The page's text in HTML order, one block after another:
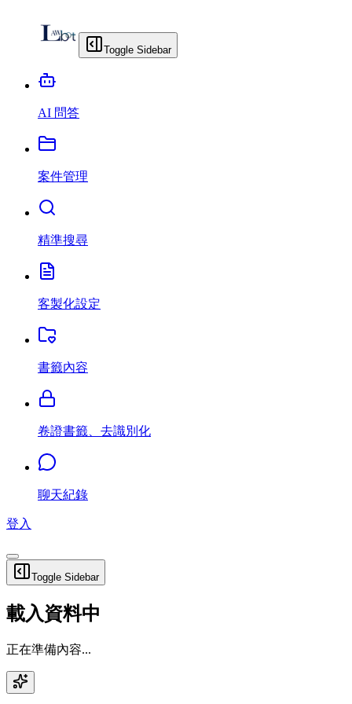
Toggle Sidebar
AI 問答
案件管理
精準搜尋
客製化設定
書籤內容
卷證書籤、去識別化
聊天紀錄
登入
Toggle Sidebar
載入資料中
正在準備內容...